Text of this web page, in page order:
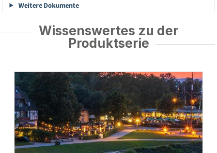
Weitere Dokumente
Wissenswertes zu der
Produktserie